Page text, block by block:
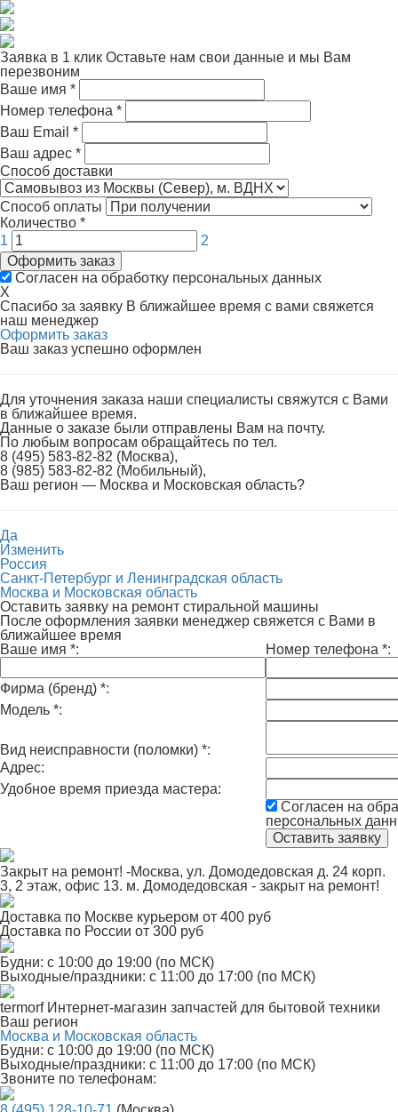
Заявка в 1 клик Оставьте нам свои данные и мы Вам
перезвоним
Ваше имя *
Номер телефона *
Ваш Email *
Ваш адрес *
Способ доставки
Способ оплаты
Количество *
1
2
Оформить заказ
Согласен на обработку персональных данных
X
Спасибо за заявку В ближайшее время с вами свяжется
наш менеджер
Оформить заказ
Ваш заказ успешно оформлен
Для уточнения заказа наши специалисты свяжутся с Вами
в ближайшее время.
Данные о заказе были отправлены Вам на почту.
По любым вопросам обращайтесь по тел.
8 (495) 583-82-82 (Москва),
8 (985) 583-82-82 (Мобильный),
Ваш регион — Москва и Московская область?
Да
Изменить
Россия
Санкт-Петербург и Ленинградская область
Москва и Московская область
Оставить заявку на ремонт стиральной машины
После оформления заявки менеджер свяжется с Вами в
ближайшее время
Ваше имя *: Номер телефона *:
Фирма (бренд) *:
Модель *:
Вид неисправности (поломки) *:
Адрес:
Удобное время приезда мастера:
Согласен на
персональных
Закрыт на ремонт! -Москва, ул. Домодедовская д. 24 корп.
3, 2 этаж, офис 13. м. Домодедовская - закрыт на ремонт!
Доставка по Москве курьером от 400 руб
Доставка по России от 300 руб
Будни: с 10:00 до 19:00 (по МСК)
Выходные/праздники: с 11:00 до 17:00 (по МСК)
termorf Интернет-магазин запчастей для бытовой техники
Ваш регион
Москва и Московская область
Будни: с 10:00 до 19:00 (по МСК)
Выходные/праздники: с 11:00 до 17:00 (по МСК)
Звоните по телефонам: